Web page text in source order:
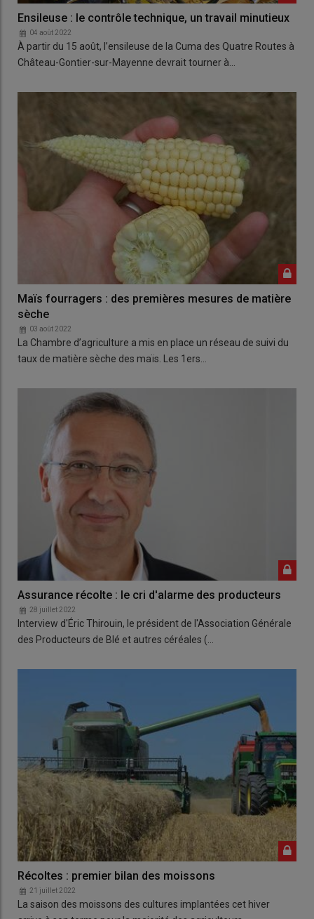
Ensileuse : le contrôle technique, un travail minutieux
04 août 2022
À partir du 15 août, l’ensileuse de la Cuma des Quatre Routes à
Château-Gontier-sur-Mayenne devrait tourner à…
Maïs fourragers : des premières mesures de matière
sèche
03 août 2022
La Chambre d’agriculture a mis en place un réseau de suivi du
taux de matière sèche des maïs. Les 1ers…
Assurance récolte : le cri d'alarme des producteurs
28 juillet 2022
Interview d'Éric Thirouin, le président de l'Association Générale
des Producteurs de Blé et autres céréales (…
Récoltes : premier bilan des moissons
21 juillet 2022
La saison des moissons des cultures implantées cet hiver